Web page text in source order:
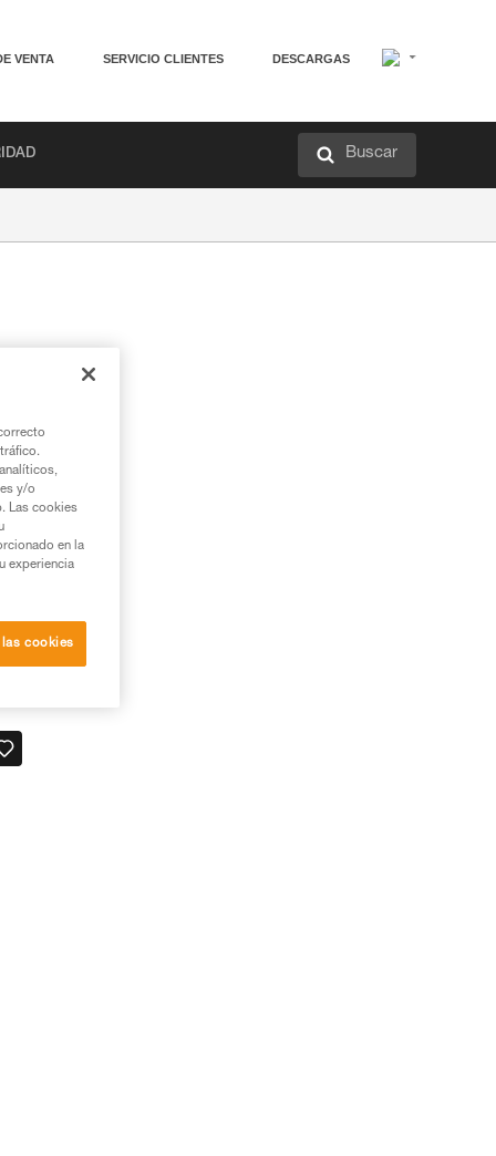
VENTA SERVICIO CLIENTES DESCARGAS
Buscar
y/o
Las cookies
en la
experiencia
cookies